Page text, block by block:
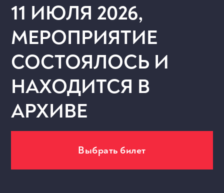
11 ИЮЛЯ 2026,
МЕРОПРИЯТИЕ
СОСТОЯЛОСЬ И
НАХОДИТСЯ В
АРХИВЕ
Выбрать билет